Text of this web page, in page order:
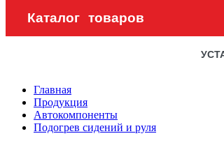
Каталог товаров
Главная
Продукция
Автокомпоненты
Подогрев сидений и руля